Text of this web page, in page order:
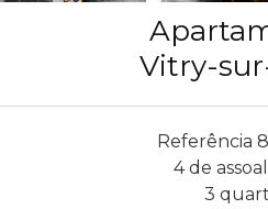
Vitry-
Referência
4 de
3